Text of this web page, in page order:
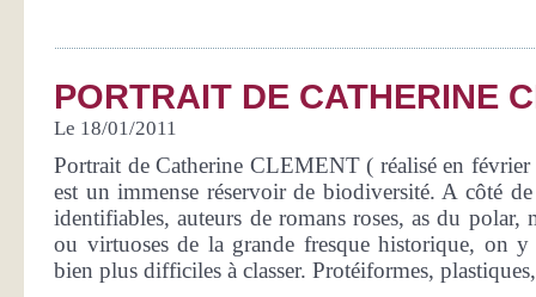
PORTRAIT DE CATHERINE
Le 18/01/2011
Portrait de Catherine CLEMENT ( réalisé en
est un immense réservoir de biodiversité. A côté de
identifiables, auteurs de romans roses, as du polar,
ou virtuoses de la grande fresque historique, on y
bien plus difficiles à classer. Protéiformes,